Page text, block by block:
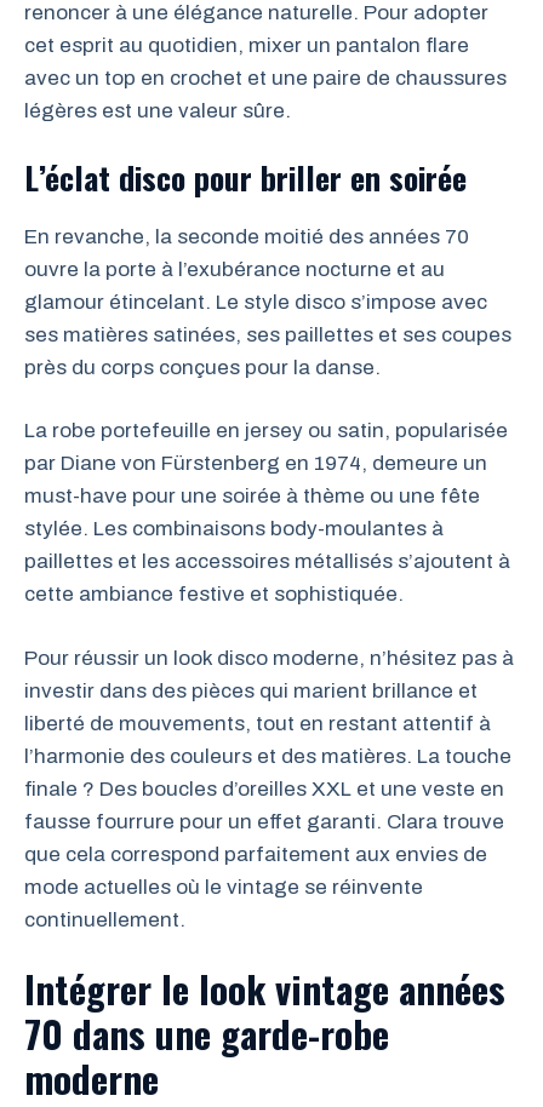
renoncer à une élégance naturelle. Pour adopter
cet esprit au quotidien, mixer un pantalon flare
avec un top en crochet et une paire de chaussures
légères est une valeur sûre.
L’éclat disco pour briller en soirée
En revanche, la seconde moitié des années 70
ouvre la porte à l’exubérance nocturne et au
glamour étincelant. Le style disco s’impose avec
ses matières satinées, ses paillettes et ses coupes
près du corps conçues pour la danse.
La robe portefeuille en jersey ou satin, popularisée
par Diane von Fürstenberg en 1974, demeure un
must-have pour une soirée à thème ou une fête
stylée. Les combinaisons body-moulantes à
paillettes et les accessoires métallisés s’ajoutent à
cette ambiance festive et sophistiquée.
Pour réussir un look disco moderne, n’hésitez pas à
investir dans des pièces qui marient brillance et
liberté de mouvements, tout en restant attentif à
l’harmonie des couleurs et des matières. La touche
finale ? Des boucles d’oreilles XXL et une veste en
fausse fourrure pour un effet garanti. Clara trouve
que cela correspond parfaitement aux envies de
mode actuelles où le vintage se réinvente
continuellement.
Intégrer le look vintage années
70 dans une garde-robe
moderne